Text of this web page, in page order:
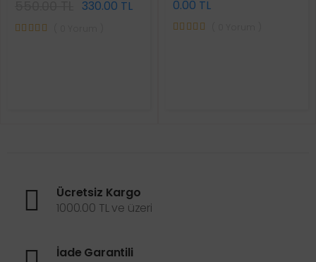
330.00 TL
0.00 TL
Ücretsiz Kargo
1000.00 TL ve üzeri
İade Garantili